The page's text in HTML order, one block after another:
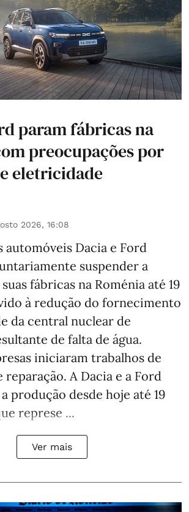
param fábricas na
preocupações por
eletricidade
2026, 16:08
automóveis Dacia e Ford
suspender a
fábricas na Roménia até 19
à redução do fornecimento
da central nuclear de
de falta de água.
iniciaram trabalhos de
reparação. A Dacia e a Ford
produção desde hoje até 19
represe ...
Ver mais